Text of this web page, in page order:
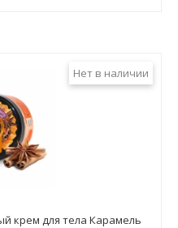
Нет в наличии
крем для тела Карамель